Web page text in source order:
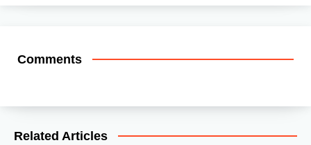
Comments
Related Articles